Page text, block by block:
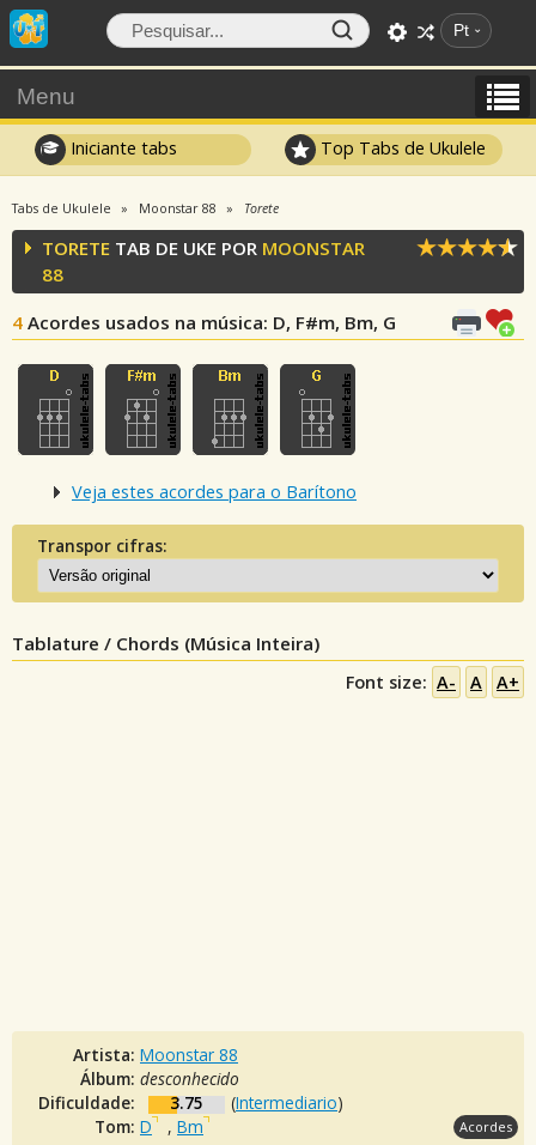
Pt
Menu
Iniciante tabs Top Tabs de Ukulele
Tabs de Ukulele Moonstar 88 Torete
TORETE TAB DE UKE POR MOONSTAR
88
4 Acordes usados na música: D, F#m, Bm, G
Veja estes acordes para o Barítono
Transpor cifras:
Tablature / Chords (Música Inteira)
Font size: A- A A+
Artista: Moonstar 88
Álbum: desconhecido
Dificuldade:
3.75 (Intermediario)
Tom: D , Bm Acordes